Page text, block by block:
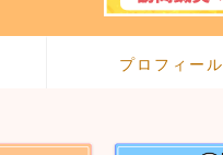
プロフィール